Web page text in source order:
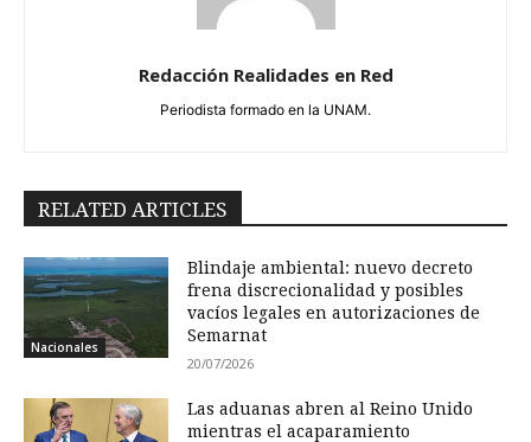
Redacción Realidades en Red
Periodista formado en la UNAM.
RELATED ARTICLES
Nacionales
Blindaje ambiental: nuevo decreto
frena discrecionalidad y posibles
vacíos legales en autorizaciones de
Semarnat
20/07/2026
Las aduanas abren al Reino Unido
mientras el acaparamiento